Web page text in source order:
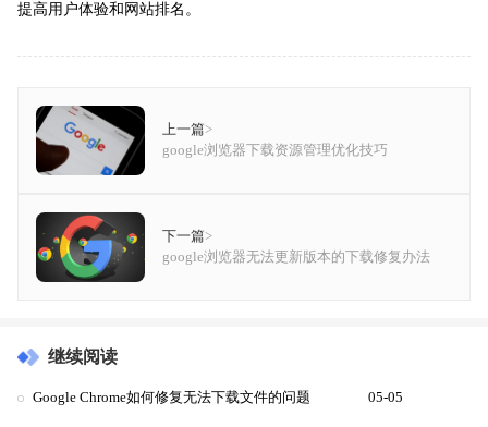
提高用户体验和网站排名。
上一篇>
google浏览器下载资源管理优化技巧
下一篇>
google浏览器无法更新版本的下载修复办法
继续阅读
Google Chrome如何修复无法下载文件的问题 05-05